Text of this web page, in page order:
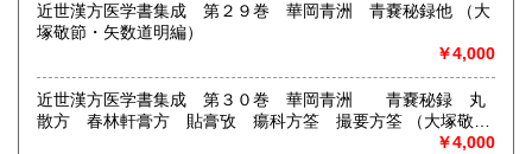
近世漢方医学書集成 第２９巻 華岡青洲 青嚢秘録他 （大
塚敬節・矢数道明編）
￥4,000
近世漢方医学書集成 第３０巻 華岡青洲 青嚢秘録 丸
散方 春林軒膏方 貼膏攷 瘍科方筌 撮要方筌 （大塚敬
￥4,000